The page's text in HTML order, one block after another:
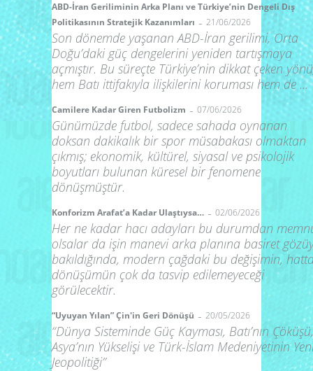
ABD-İran Geriliminin Arka Planı ve Türkiye’nin Dengeli Dış
Politikasının Stratejik Kazanımları - 21/06/2026
Son dönemde yaşanan ABD-İran gerilimi, Orta
Doğu’daki güç dengelerini yeniden tartışmaya
açmıştır. Bu süreçte Türkiye’nin dikkat çeken
hem Batı ittifakıyla ilişkilerini koruması hem de ...
Camilere Kadar Giren Futbolizm - 07/06/2026
Günümüzde futbol, sadece sahada oynanan
doksan dakikalık bir spor müsabakası olmaktan
çıkmış; ekonomik, kültürel, siyasal ve psikolojik
boyutları bulunan küresel bir fenomene
dönüşmüştür.
Konforizm Arafat’a Kadar Ulaştıysa… - 02/06/2026
Her ne kadar hacı adayları bu durumdan
olsalar da işin manevi arka planına basiret
bakıldığında, modern çağdaki bu değişimin,
dönüşümün çok da tasvip edilemeyeceği
görülecektir.
“Uyuyan Yılan” Çin'in Geri Dönüşü - 20/05/2026
“Dünya Sisteminde Güç Kayması, Batı’nın Çöküşü,
Asya’nın Yükselişi ve Türk-İslam Medeniyetinin
Jeopolitiği”